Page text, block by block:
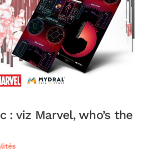
: viz Marvel, who’s the